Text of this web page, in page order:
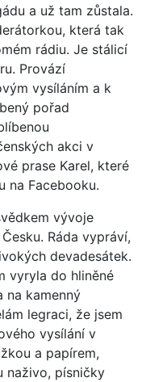
a už tam zůstala.
která tak
rádiu. Je stálicí
Provází
vysíláním a k
pořad
akci v
prase Karel, které
na Facebooku.
vývoje
Ráda vypráví,
devadesátek.
vyryla do hliněné
na kamenný
legraci, že jsem
vysílání v
a papírem,
naživo, písničky